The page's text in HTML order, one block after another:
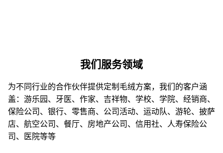
我们服务领域
为不同行业的合作伙伴提供定制毛绒方案，我们的客户涵
盖：游乐园、牙医、作家、吉祥物、学校、学院、经销商、
保险公司、银行、零售商、公司活动、运动队、游轮、披萨
店、航空公司、餐厅、房地产公司、信用社、人寿保险公
司、医院等等